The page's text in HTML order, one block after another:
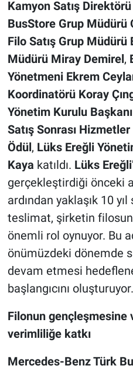
Kamyon Satış
BusStore Grup Müdürü
Filo Satış Grup
Müdürü Miray Demirel,
Yönetmeni Ekrem
Koordinatörü Koray
Yönetim Kurulu
Satış Sonrası
Ödül, Lüks Ereğli
Kaya katıldı. Lüks Ereğli
gerçekleştirdiği önceki
ardından yaklaşık 10
teslimat, şirketin
önemli rol oynuyor. Bu
önümüzdeki dönemde
devam etmesi
başlangıcını oluşturuyor.
Filonun gençleşmesine
verimliliğe katkı
Mercedes-Benz Türk